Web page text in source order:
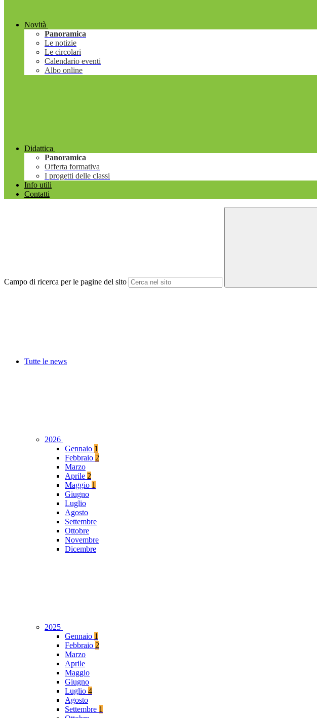
Novità
Panoramica
Le notizie
Le circolari
Calendario eventi
Albo online
Didattica
Panoramica
Offerta formativa
I progetti delle classi
Info utili
Contatti
Campo di ricerca per le pagine del sito
Tutte le news
2026
Gennaio 1
Febbraio 2
Marzo
Aprile 2
Maggio 1
Giugno
Luglio
Agosto
Settembre
Ottobre
Novembre
Dicembre
2025
Gennaio 1
Febbraio 2
Marzo
Aprile
Maggio
Giugno
Luglio 4
Agosto
Settembre 1